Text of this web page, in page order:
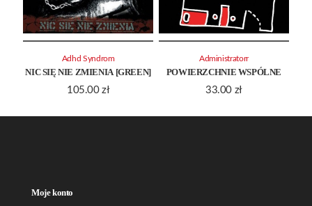
NIC SIĘ NIE ZMIENIA [GREEN]
105.00 zł
Adhd Syndrom
POWIERZCHNIE WSPÓLNE
33.00 zł
Administratorr
Moje konto